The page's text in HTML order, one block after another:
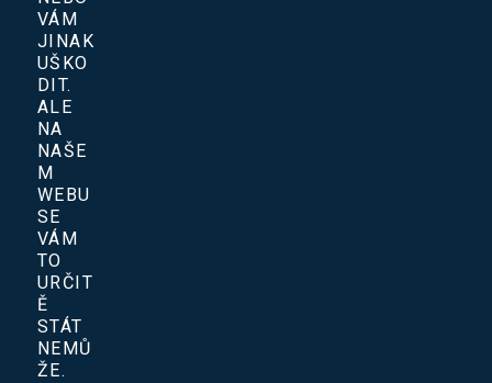
VÁM
JINAK
UŠKO
DIT.
ALE
NA
NAŠE
M
WEBU
SE
VÁM
TO
URČIT
Ě
STÁT
NEMŮ
ŽE.